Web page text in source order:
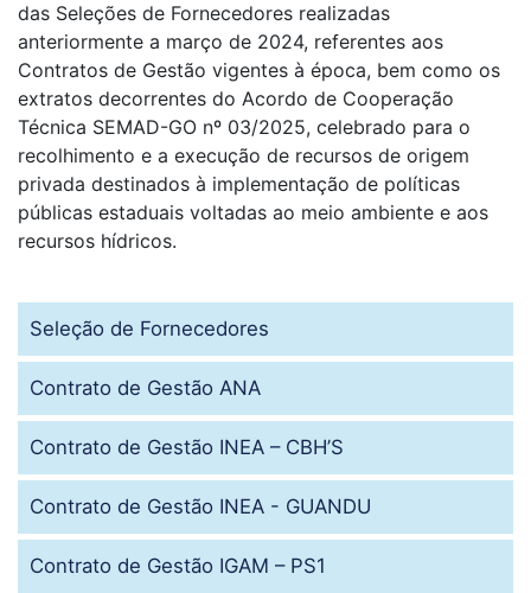
das Seleções de Fornecedores realizadas
anteriormente a março de 2024, referentes aos
Contratos de Gestão vigentes à época, bem como os
extratos decorrentes do Acordo de Cooperação
Técnica SEMAD-GO nº 03/2025, celebrado para o
recolhimento e a execução de recursos de origem
privada destinados à implementação de políticas
públicas estaduais voltadas ao meio ambiente e aos
recursos hídricos.
Seleção de Fornecedores
Contrato de Gestão ANA
Contrato de Gestão INEA – CBH’S
Contrato de Gestão INEA - GUANDU
Contrato de Gestão IGAM – PS1